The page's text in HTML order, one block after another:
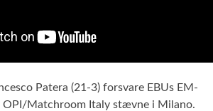
Patera (21-3) forsvare EBUs EM-
Matchroom Italy stævne i Milano.